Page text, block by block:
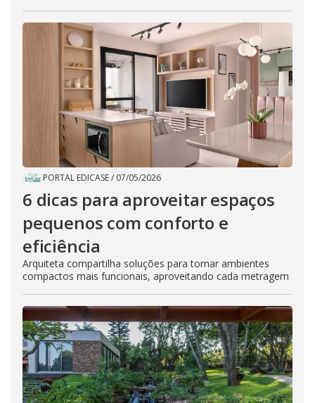
PORTAL EDICASE/ 07/05/2026
6 dicas para aproveitar espaços
pequenos com conforto e
eficiência
Arquiteta compartilha soluções para tornar ambientes
compactos mais funcionais, aproveitando cada metragem